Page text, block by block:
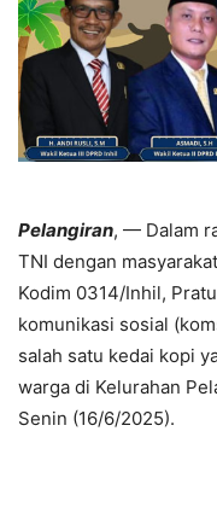
Pelangiran, — Dalam
TNI dengan
Kodim 0314/Inhil,
komunikasi sosial
salah satu kedai kopi
warga di Kelurahan
Senin (16/6/2025).